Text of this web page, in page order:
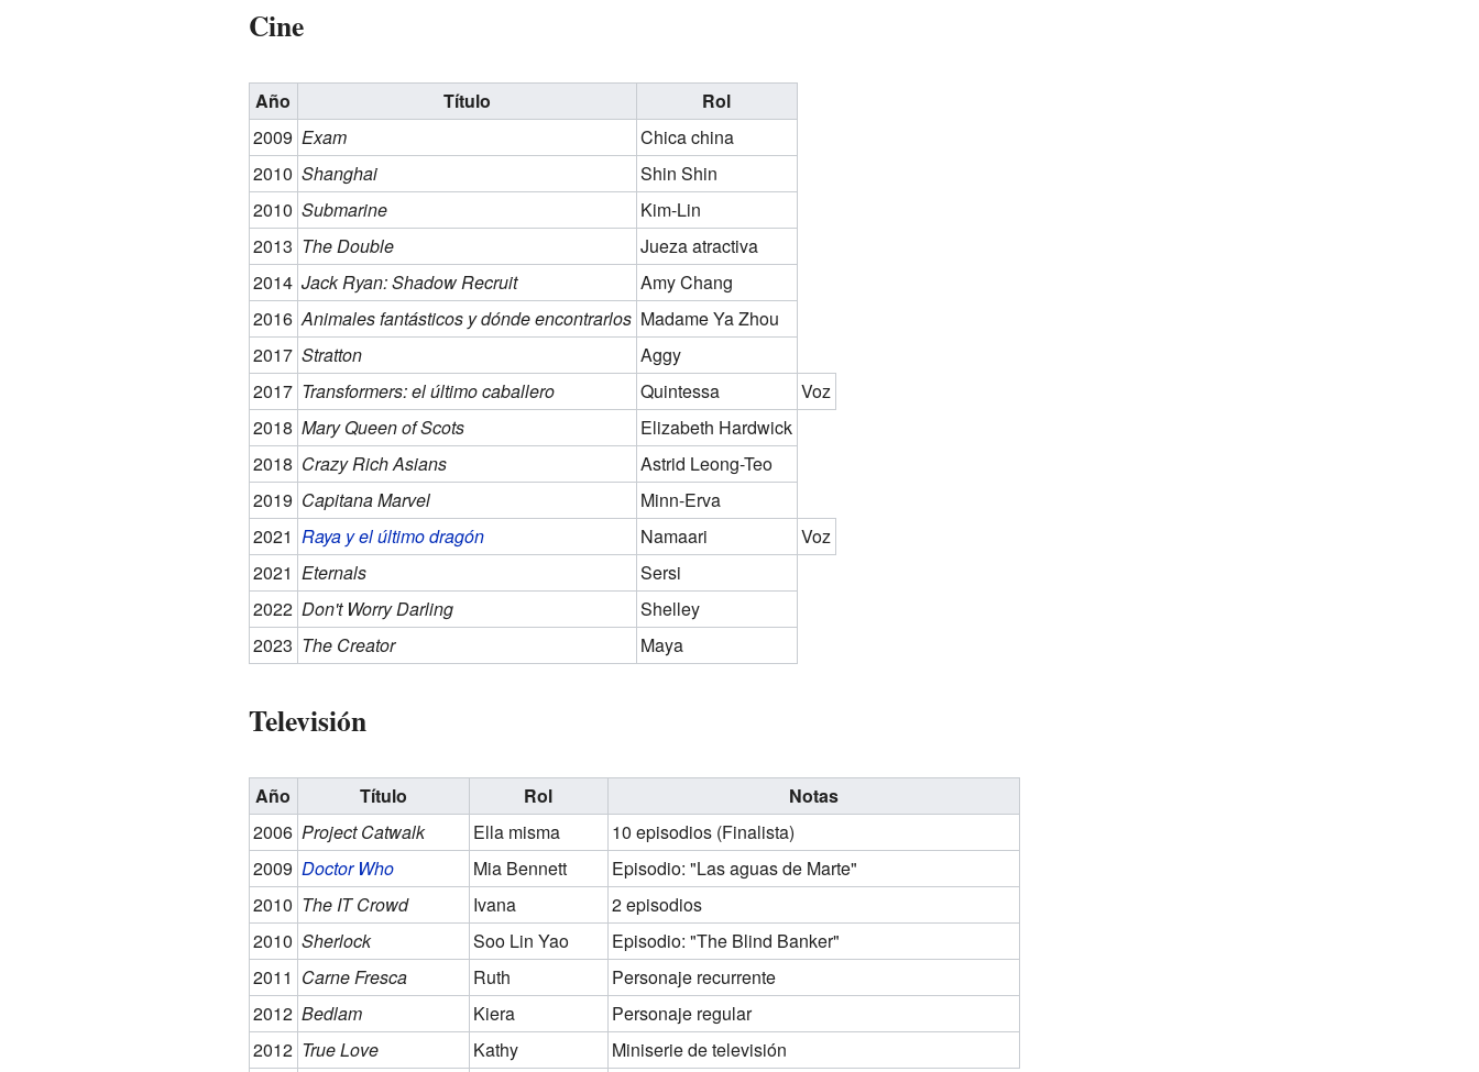
Cine
Año Título
Rol
2009 Exam
Chica china
2010 Shanghai
Shin Shin
2010 Submarine
Kim-Lin
2013 The Double
Jueza atractiva
2014 Jack Ryan: Shadow Recruit
Amy Chang
2016 Animales fantásticos y dónde encontrarlos Madame Ya Zhou
2017 Stratton
Aggy
2017 Transformers: el último caballero Quintessa
Voz
2018 Mary Queen of Scots
Elizabeth Hardwick
2018 Crazy Rich Asians
Astrid Leong-Teo
2019 Capitana Marvel
Minn-Erva
2021 Raya y el último dragón Namaari
Voz
2021 Eternals
Sersi
2022 Don't Worry Darling
Shelley
2023 The Creator Maya
Televisión
Año Título Rol
Notas
2006 Project Catwalk Ella misma
10 episodios (Finalista)
2009 Doctor Who Mia Bennett
Episodio: "Las aguas de Marte"
2010 The IT Crowd Ivana
2 episodios
2010 Sherlock Soo Lin Yao
Episodio: "The Blind Banker"
2011 Carne Fresca Ruth
Personaje recurrente
2012 Bedlam Kiera
Personaje regular
2012 True Love Kathy Miniserie de televisión